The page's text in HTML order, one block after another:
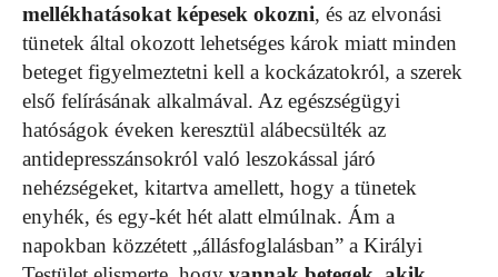
mellékhatásokat képesek okozni, és az elvonási
tünetek által okozott lehetséges károk miatt minden
beteget figyelmeztetni kell a kockázatokról, a szerek
első felírásának alkalmával. Az egészségügyi
hatóságok éveken keresztül alábecsülték az
antidepresszánsokról való leszokással járó
nehézségeket, kitartva amellett, hogy a tünetek
enyhék, és egy-két hét alatt elmúlnak. Ám a
napokban közzétett „állásfoglalásban” a Királyi